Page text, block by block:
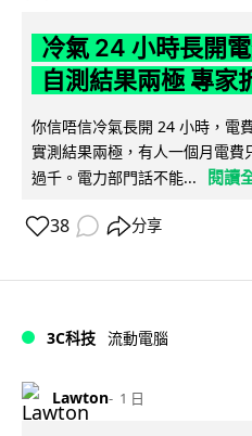
冷氣 24 小時長開
自測結果兩極 專家
你信唔信冷氣長開 24 小時，電
實測結果兩極，有人一個月電
過千。電力部門話不能...
閱讀
38 分享
3C科技 流動電腦
Lawton 1 日